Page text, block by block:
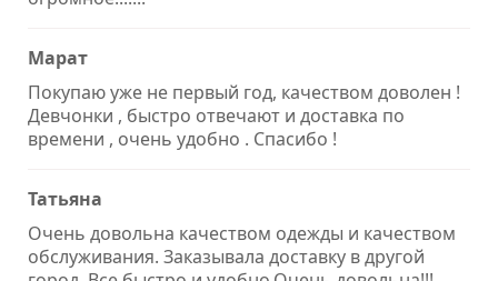
Марат
Покупаю уже не первый год, качеством доволен !
Девчонки , быстро отвечают и доставка по
времени , очень удобно . Спасибо !
Татьяна
Очень довольна качеством одежды и качеством
обслуживания. Заказывала доставку в другой